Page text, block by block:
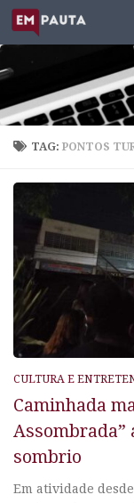
Skip to content
TAG:PONTOS
CULTURA E
Caminhada
Assombrada”
sombrio
Em atividade